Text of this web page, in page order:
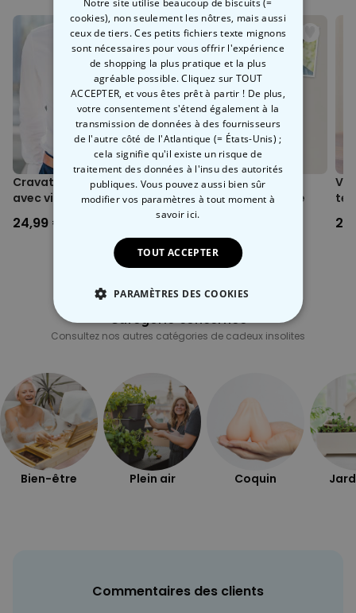
Cravate personnalisée
avec visage
24,99 €
Chaussettes
personnalisées visage
19,99 €
Catégorie concernée
Consultez nos autres catégories de cadeux insolites
Bien-être Plein air Coquin
Commentaires des clients
cookies), non seulement les nôtres, mais aussi
ceux de tiers. Ces petits fichiers texte mignons
sont nécessaires pour vous offrir l'expérience
de shopping la plus pratique et la plus
agréable possible. Cliquez sur TOUT
ACCEPTER, et vous êtes prêt à partir ! De plus,
votre consentement s'étend également à la
transmission de données à des fournisseurs
de l'autre côté de l'Atlantique (= États-Unis) ;
cela signifie qu'il existe un risque de
traitement des données à l'insu des autorités
publiques. Vous pouvez aussi bien sûr
modifier vos paramètres à tout moment à
savoir ici.
TOUT ACCEPTER
PARAMÈTRES DES COOKIES
STRICTEMENT NÉCESSAIRE
COMMERCIALISATION
NON CLASSÉ